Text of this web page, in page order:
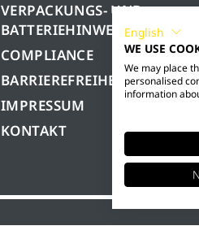
VERPACKUNGS- UND
BATTERIEHINWEISE
COMPLIANCE
BARRIEREFREIHEIT
IMPRESSUM
KONTAKT
English
WE USE
We may place
personalised
information